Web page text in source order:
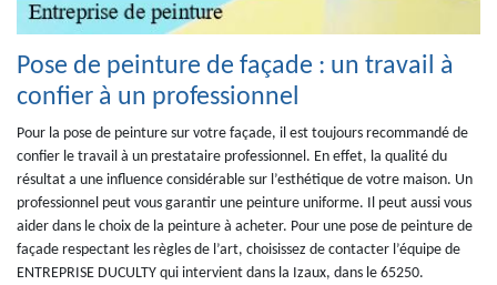
Pose de peinture de façade : un travail à
confier à un professionnel
Pour la pose de peinture sur votre façade, il est toujours recommandé de
confier le travail à un prestataire professionnel. En effet, la qualité du
résultat a une influence considérable sur l’esthétique de votre maison. Un
professionnel peut vous garantir une peinture uniforme. Il peut aussi vous
aider dans le choix de la peinture à acheter. Pour une pose de peinture de
façade respectant les règles de l’art, choisissez de contacter l’équipe de
ENTREPRISE DUCULTY qui intervient dans la Izaux, dans le 65250.